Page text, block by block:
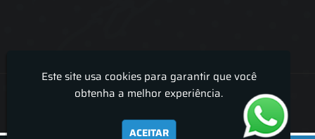
Lira Luz Decor - Cortinas sob medidas e persianas
Este site usa cookies para garantir que você
obtenha a melhor experiência.
ACEITAR